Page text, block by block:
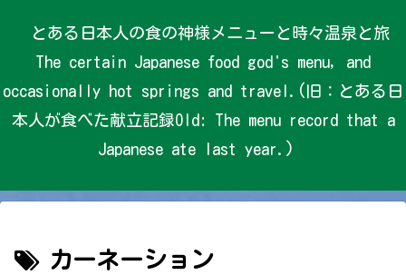
とある日本人の食の神様メニューと時々温泉と旅
The certain Japanese food god's menu, and
occasionally hot springs and travel.(旧：とある日
本人が食べた献立記録Old: The menu record that a
Japanese ate last year.)
カーネーション